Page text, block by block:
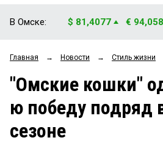
ОБЩЕСТВО
ЗАКОН
НОВОСТИ КОМПАНИЙ
В Омске: $ 81,4077 €
Главная → Новости → Стиль жизни
"Омские кошки"
ю победу подряд
сезоне